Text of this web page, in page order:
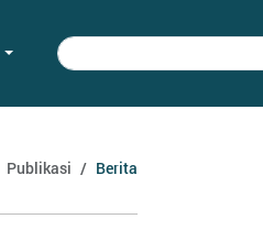
Publikasi Berita